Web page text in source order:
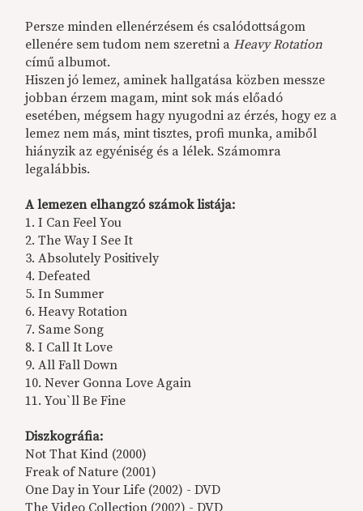
Persze minden ellenérzésem és csalódottságom
ellenére sem tudom nem szeretni aHeavy Rotation
című albumot.
Hiszen jó lemez, aminek hallgatása közben messze
jobban érzem magam, mint sok más előadó
esetében, mégsem hagy nyugodni az érzés, hogy ez a
lemez nem más, mint tisztes, profi munka, amiből
hiányzik az egyéniség és a lélek. Számomra
legalábbis.
A lemezen elhangzó számok listája:
1. I Can Feel You
2. The Way I See It
3. Absolutely Positively
4. Defeated
5. In Summer
6. Heavy Rotation
7. Same Song
8. I Call It Love
9. All Fall Down
10. Never Gonna Love Again
11. You`ll Be Fine
Diszkográfia:
Not That Kind (2000)
Freak of Nature (2001)
One Day in Your Life (2002) - DVD
The Video Collection (2002) - DVD